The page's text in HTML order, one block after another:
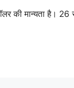
की मान्यता है। 26